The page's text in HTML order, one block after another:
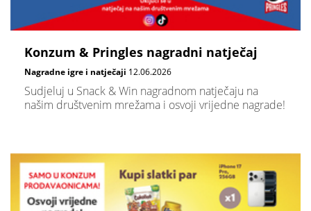
Konzum & Pringles nagradni natječaj
Nagradne igre i natječaji 12.06.2026
Sudjeluj u Snack & Win nagradnom natječaju na
našim društvenim mrežama i osvoji vrijedne nagrade!